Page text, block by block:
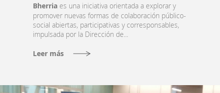
Bherria es una iniciativa orientada a explorar y
promover nuevas formas de colaboración público-
social abiertas, participativas y corresponsables,
impulsada por la Dirección de...
Leer más